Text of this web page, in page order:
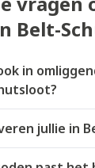
Belt-
in
jullie in